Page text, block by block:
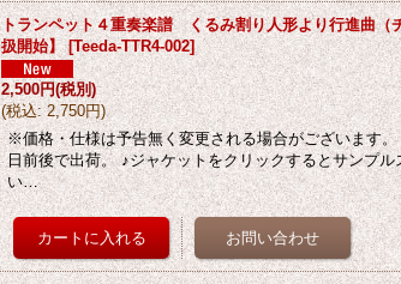
トランペット４重奏楽譜 くるみ割り人形より行進曲（
扱開始】 [Teeda-TTR4-002]
2,500円(税別)
(税込: 2,750円)
※価格・仕様は予告無く変更される場合がございます
日前後で出荷。 ♪ジャケットをクリックするとサンプ
い…